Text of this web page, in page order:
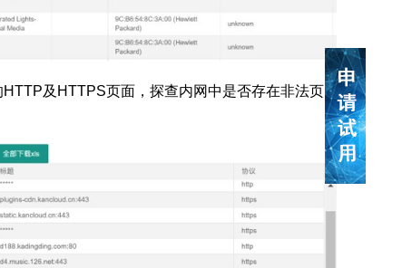
及HTTPS页面，探查内网中是否存在非法页